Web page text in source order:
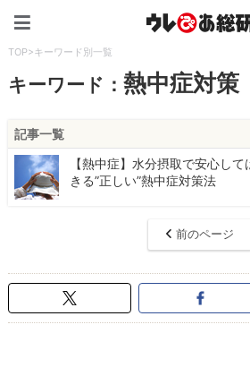
TOP>キーワード別一覧
キーワード：熱中症対策
記事一覧
【熱中症】水分摂取で安心し
きる”正しい”熱中症対策法
前のページ